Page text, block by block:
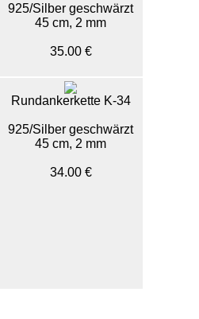
925/Silber geschwärzt
45 cm, 2 mm
35.00 €
Rundankerkette K-34
925/Silber geschwärzt
45 cm, 2 mm
34.00 €